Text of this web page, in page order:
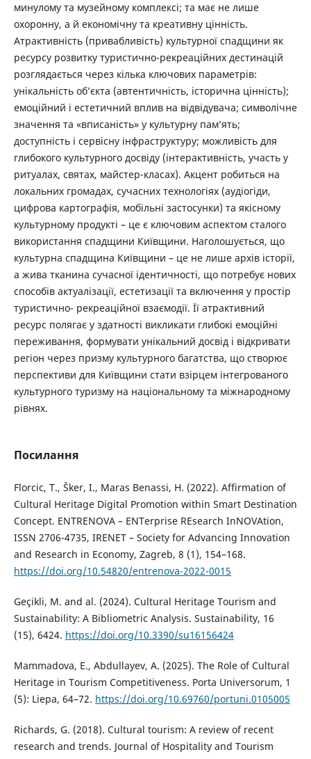
минулому та музейному комплексі; та має не лише
охоронну, а й економічну та креативну цінність.
Атрактивність (привабливість) культурної спадщини як
ресурсу розвитку туристично-рекреаційних дестинацій
розглядається через кілька ключових параметрів:
унікальність об’єкта (автентичність, історична цінність);
емоційний і естетичний вплив на відвідувача; символічне
значення та «вписаність» у культурну пам’ять;
доступність і сервісну інфраструктуру; можливість для
глибокого культурного досвіду (інтерактивність, участь у
ритуалах, святах, майстер-класах). Акцент робиться на
локальних громадах, сучасних технологіях (аудіогіди,
цифрова картографія, мобільні застосунки) та якісному
культурному продукті – це є ключовим аспектом сталого
використання спадщини Київщини. Наголошується, що
культурна спадщина Київщини – це не лише архів історії,
а жива тканина сучасної ідентичності, що потребує нових
способів актуалізації, естетизації та включення у простір
туристично- рекреаційної взаємодії. Її атрактивний
ресурс полягає у здатності викликати глибокі емоційні
переживання, формувати унікальний досвід і відкривати
регіон через призму культурного багатства, що створює
перспективи для Київщини стати взірцем інтегрованого
культурного туризму на національному та міжнародному
рівнях.
Посилання
Florcic, T., Šker, I., Maras Benassi, H. (2022). Affirmation of
Cultural Heritage Digital Promotion within Smart Destination
Concept. ENTRENOVA – ENTerprise REsearch InNOVAtion,
ISSN 2706-4735, IRENET – Society for Advancing Innovation
and Research in Economy, Zagreb, 8 (1), 154–168.
https://doi.org/10.54820/entrenova-2022-0015
Geçikli, М. and al. (2024). Cultural Heritage Tourism and
Sustainability: A Bibliometric Analysis. Sustainability, 16
(15), 6424. https://doi.org/10.3390/su16156424
Mammadova, Е., Abdullayev, А. (2025). The Role of Cultural
Heritage in Tourism Competitiveness. Porta Universorum, 1
(5): Liepa, 64–72. https://doi.org/10.69760/portuni.0105005
Richards, G. (2018). Cultural tourism: A review of recent
research and trends. Journal of Hospitality and Tourism